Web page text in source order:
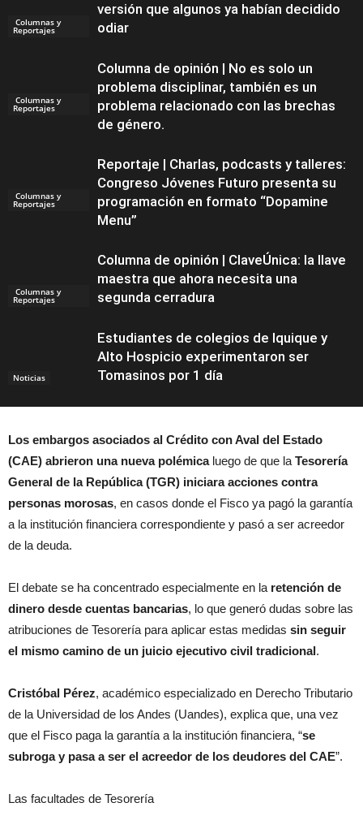
Columnas y
Reportajes
versión que algunos ya habían decidido
odiar
Columnas y
Reportajes
Columna de opinión | No es solo un
problema disciplinar, también es un
problema relacionado con las brechas
de género.
Columnas y
Reportajes
Reportaje | Charlas, podcasts y talleres:
Congreso Jóvenes Futuro presenta su
programación en formato “Dopamine
Menu”
Columnas y
Reportajes
Columna de opinión | ClaveÚnica: la llave
maestra que ahora necesita una
segunda cerradura
Noticias
Estudiantes de colegios de Iquique y
Alto Hospicio experimentaron ser
Tomasinos por 1 día
Los embargos asociados al Crédito con Aval del Estado
(CAE) abrieron una nueva polémicaluego de que la Tesorería
General de la República (TGR) iniciara acciones contra
personas morosas, en casos donde el Fisco ya pagó la garantía
a la institución financiera correspondiente y pasó a ser acreedor
de la deuda.
El debate se ha concentrado especialmente en la retención de
dinero desde cuentas bancarias, lo que generó dudas sobre las
atribuciones de Tesorería para aplicar estas medidas sin seguir
el mismo camino de un juicio ejecutivo civil tradicional.
Cristóbal Pérez, académico especializado en Derecho Tributario
de la Universidad de los Andes (Uandes), explica que, una vez
que el Fisco paga la garantía a la institución financiera, “se
subroga y pasa a ser el acreedor de los deudores del CAE”.
Las facultades de Tesorería